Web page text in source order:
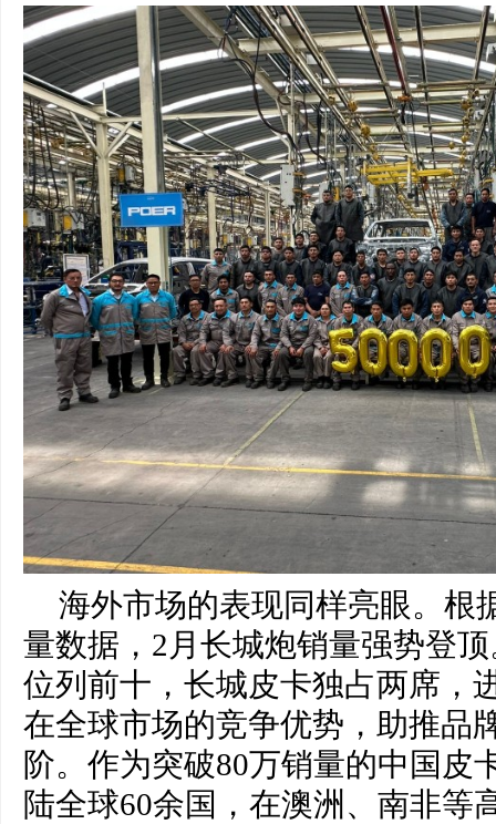
海外市场的表现同样亮眼。根
量数据，2月长城炮销量强势登
位列前十，长城皮卡独占两席，
在全球市场的竞争优势，助推品
阶。作为突破80万销量的中国皮
陆全球60余国，在澳洲、南非等